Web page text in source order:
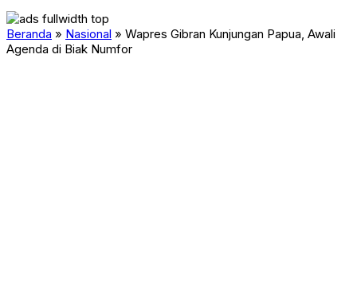
Beranda » Nasional » Wapres Gibran Kunjungan Papua, Awali
Agenda di Biak Numfor